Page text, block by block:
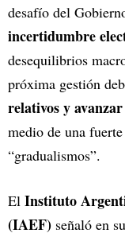
desafío del
incertidumbre
desequilibrios
próxima gestión
relativos y
medio de una
“gradualismos”.
El Instituto
(IAEF) señaló en